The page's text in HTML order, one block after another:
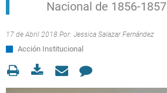
Nacional de 1856-1857
17 de Abril 2018 Por: Jessica Salazar Fernández
Acción Institucional